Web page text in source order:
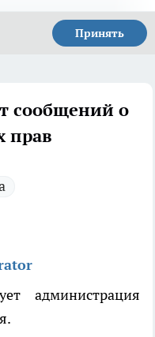
Принять
сообщений о
прав
администрация